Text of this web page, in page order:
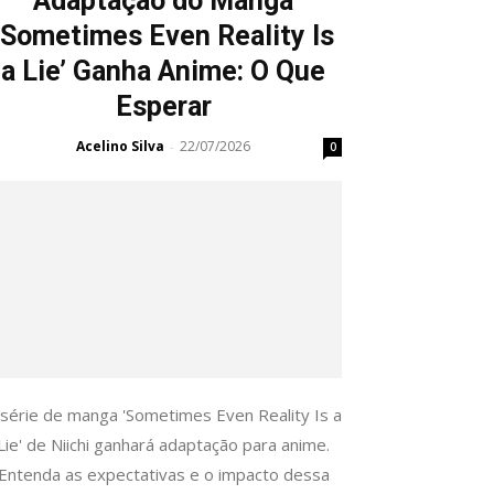
Even Reality Is
a Lie’ Ganha Anime: O Que
Esperar
Acelino Silva - 22/07/2026 0
de manga 'Sometimes Even Reality Is a
de Niichi ganhará adaptação para anime.
Entenda as expectativas e o impacto dessa